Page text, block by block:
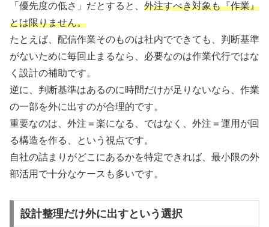
「優先度の低さ」だとすると、 外注すべき対象も『作業』
とは限りません。
たとえば、配信作業そのものは社内でできても、判断基準
がないために毎回止まるなら、必要なのは作業代行ではな
く設計の補助です。
逆に、判断基準はあるのに時間だけが足りないなら、作業
の一部を外に出すのが合理的です。
重要なのは、外注＝楽になる、ではなく、外注＝運用が回
る構造を作る、という視点です。
自社の詰まりがどこにあるかを特定できれば、最小限の外
部活用で十分なケースも多いです。
設計整理だけ外に出すという選択